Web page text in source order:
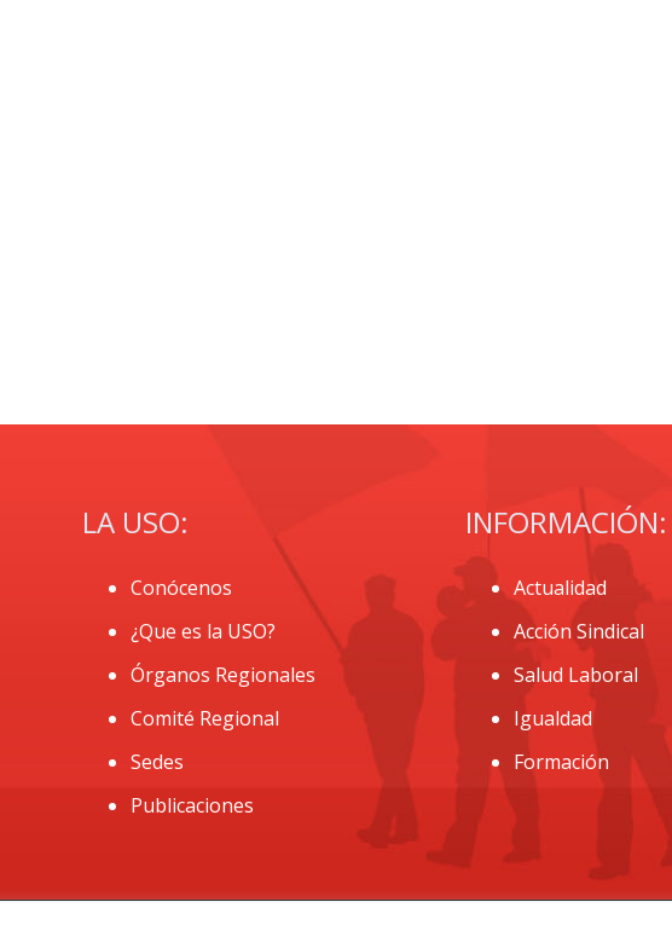
LA USO:
Conócenos
¿Que es la USO?
Órganos Regionales
Comité Regional
Sedes
Publicaciones
INFORMACIÓN:
Actualidad
Acción Sindical
Salud Laboral
Igualdad
Formación